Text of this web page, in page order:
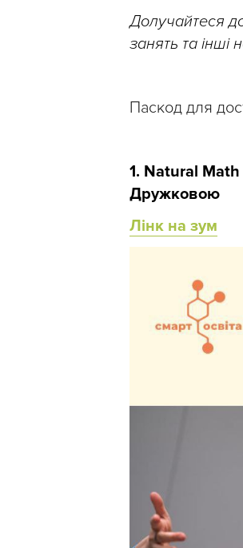
Долучайтеся
занять та інші
Паскод для
1. Natural
Дружковою
Лінк на зум